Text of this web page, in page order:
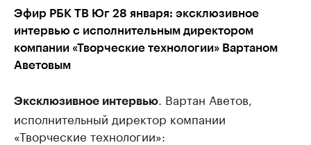
Эфир РБК ТВ Юг 28 января: эксклюзивное
интервью с исполнительным директором
компании «Творческие технологии» Вартаном
Аветовым
Эксклюзивное интервью
. Вартан Аветов,
исполнительный директор компании
«Творческие технологии»: